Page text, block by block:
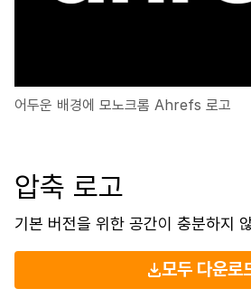
어두운 배경에 모노크롬 Ahrefs 로고
압축 로고
기본 버전을 위한 공간이 충분하지
모두 다운로